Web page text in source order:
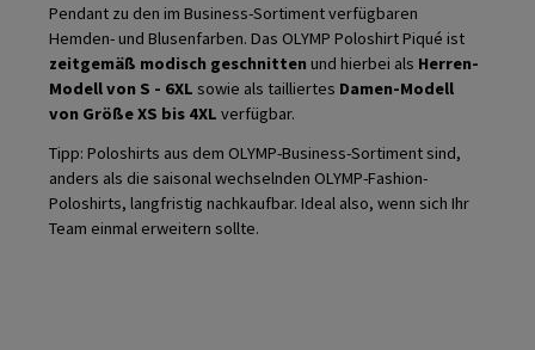
Pendant zu den im Business-Sortiment verfügbaren
Hemden- und Blusenfarben. Das OLYMP Poloshirt Piqué ist
zeitgemäß modisch geschnitten und hierbei als Herren-
Modell von S - 6XL sowie als tailliertes Damen-Modell
von Größe XS bis 4XL verfügbar.
Tipp: Poloshirts aus dem OLYMP-Business-Sortiment sind,
anders als die saisonal wechselnden OLYMP-Fashion-
Poloshirts, langfristig nachkaufbar. Ideal also, wenn sich Ihr
Team einmal erweitern sollte.